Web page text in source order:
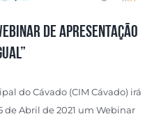
DE APRESENTAÇÃO
do Cávado (CIM Cávado) irá
de Abril de 2021 um Webinar